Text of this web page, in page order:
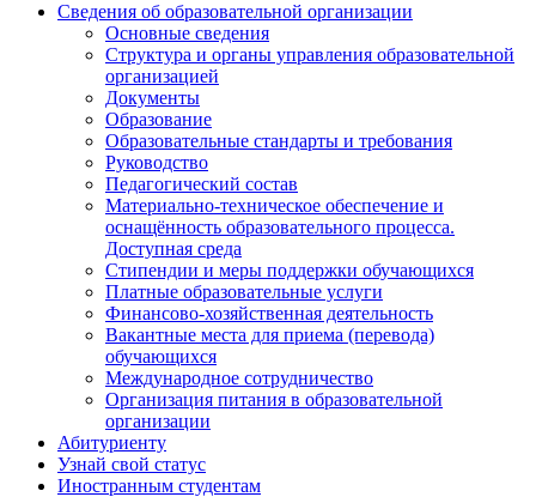
Сведения об образовательной организации
Основные сведения
Структура и органы управления образовательной
организацией
Документы
Образование
Образовательные стандарты и требования
Руководство
Педагогический состав
Материально-техническое обеспечение и
оснащённость образовательного процесса.
Доступная среда
Стипендии и меры поддержки обучающихся
Платные образовательные услуги
Финансово-хозяйственная деятельность
Вакантные места для приема (перевода)
обучающихся
Международное сотрудничество
Организация питания в образовательной
организации
Абитуриенту
Узнай свой статус
Иностранным студентам